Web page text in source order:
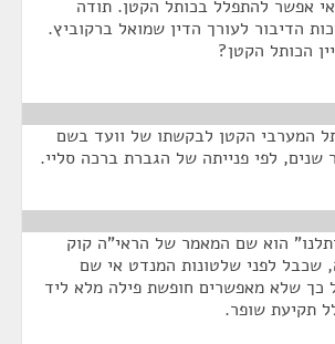
אפשר להתפלל בכותל הקטן. תודה
הדיבור לעורך הדין שמואל ברקוביץ.
הכותל הקטן?
המערבי הקטן לבקשתו של וועד בשם
שנים, לפי פנייתה של הגברת ברכה סליי.
הוא שם המאמר של הראי"ה קוק
שכבל לפני שלטונות המנדט אי שם
כך שלא מאפשרים חופשת פילה מלא ליד
תקיעת שופר.